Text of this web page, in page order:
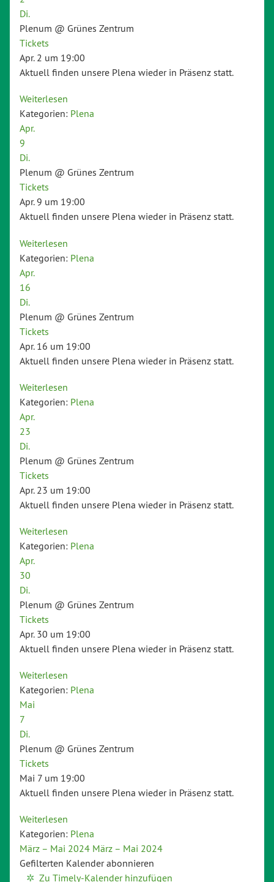
Di.
Plenum @ Grünes Zentrum
Tickets
Apr. 2 um 19:00
Aktuell finden unsere Plena wieder in Präsenz statt.
Weiterlesen
Kategorien: Plena
Apr.
9
Di.
Plenum @ Grünes Zentrum
Tickets
Apr. 9 um 19:00
Aktuell finden unsere Plena wieder in Präsenz statt.
Weiterlesen
Kategorien: Plena
Apr.
16
Di.
Plenum @ Grünes Zentrum
Tickets
Apr. 16 um 19:00
Aktuell finden unsere Plena wieder in Präsenz statt.
Weiterlesen
Kategorien: Plena
Apr.
23
Di.
Plenum @ Grünes Zentrum
Tickets
Apr. 23 um 19:00
Aktuell finden unsere Plena wieder in Präsenz statt.
Weiterlesen
Kategorien: Plena
Apr.
30
Di.
Plenum @ Grünes Zentrum
Tickets
Apr. 30 um 19:00
Aktuell finden unsere Plena wieder in Präsenz statt.
Weiterlesen
Kategorien: Plena
Mai
7
Di.
Plenum @ Grünes Zentrum
Tickets
Mai 7 um 19:00
Aktuell finden unsere Plena wieder in Präsenz statt.
Weiterlesen
Kategorien: Plena
März – Mai 2024 März – Mai 2024
Gefilterten Kalender abonnieren
Zu Timely-Kalender hinzufügen